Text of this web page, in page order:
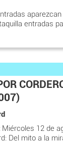
entradas
Miércoles 12 de
Del mito a la